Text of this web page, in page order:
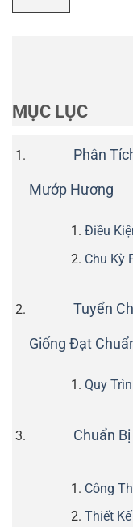
MỤC LỤC
Phân
Mướp Hương
Điều
Chu Kỳ
Tuyển
Giống Đạt
Quy
Chuẩn
Công
Thiết